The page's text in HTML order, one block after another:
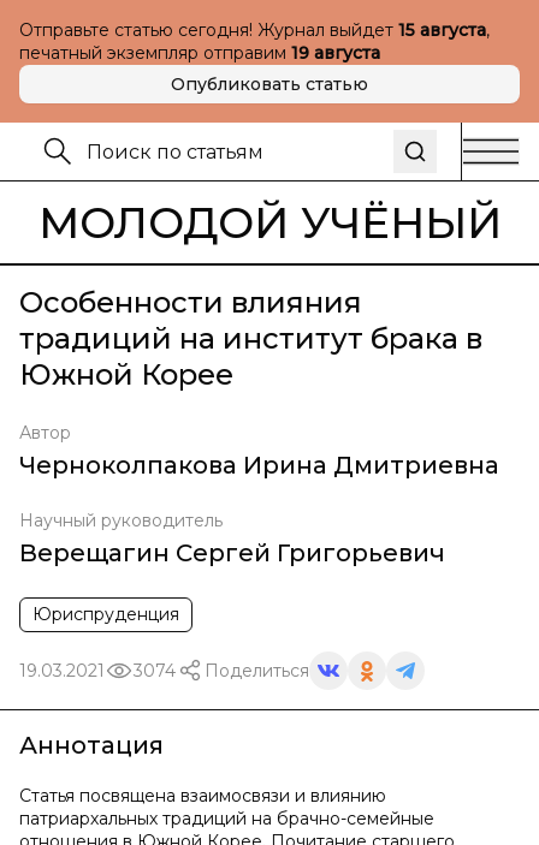
Отправьте статью сегодня! Журнал выйдет 15 августа,
печатный экземпляр отправим 19 августа
Опубликовать статью
МОЛОДОЙ УЧЁНЫЙ
Особенности влияния
традиций на институт брака в
Южной Корее
Автор
Черноколпакова Ирина Дмитриевна
Научный руководитель
Верещагин Сергей Григорьевич
Юриспруденция
19.03.2021 3074 Поделиться
Аннотация
Статья посвящена взаимосвязи и влиянию
патриархальных традиций на брачно-семейные